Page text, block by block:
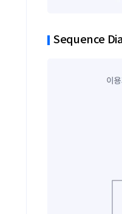
Sequence